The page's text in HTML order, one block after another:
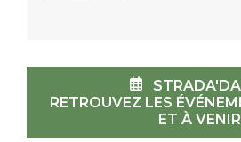
RETROUVEZ LES
ET À VENIR